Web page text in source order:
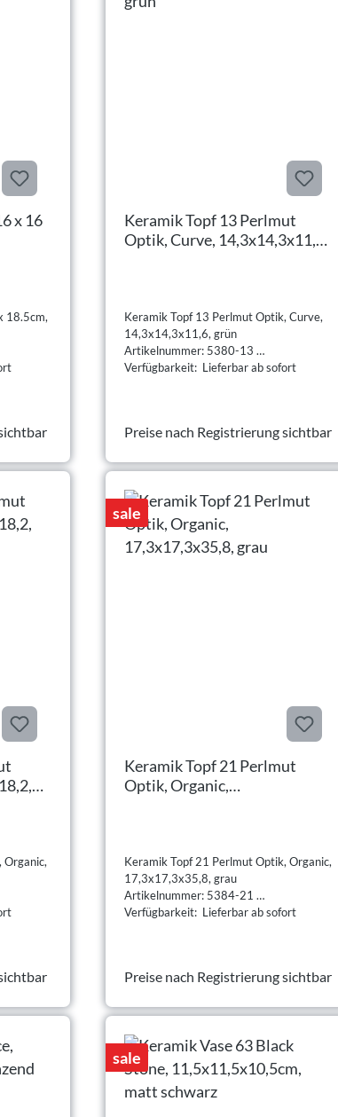
x 16
18.5cm,
Keramik Topf 13 Perlmut
Optik, Curve, 14,3x14,3x11,6,
Keramik Topf 13 Perlmut Optik, Curve,
14,3x14,3x11,6, grün
Artikelnummer: 5380-13
Verfügbarkeit: Lieferbar ab sofort
Preise nach Registrierung sichtbar
sale
Keramik Topf 21 Perlmut
Optik, Organic,
Keramik Topf 21 Perlmut Optik, Organic,
17,3x17,3x35,8, grau
Artikelnummer: 5384-21
Verfügbarkeit: Lieferbar ab sofort
Preise nach Registrierung sichtbar
sale